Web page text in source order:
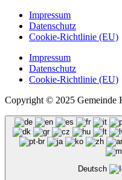
Impressum
Datenschutz
Cookie-Richtlinie (EU)
Impressum
Datenschutz
Cookie-Richtlinie (EU)
Copyright © 2025 Gemeinde
Deutsch